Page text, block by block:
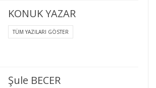
KONUK YAZAR
TÜM YAZILARI GÖSTER
Şule BECER